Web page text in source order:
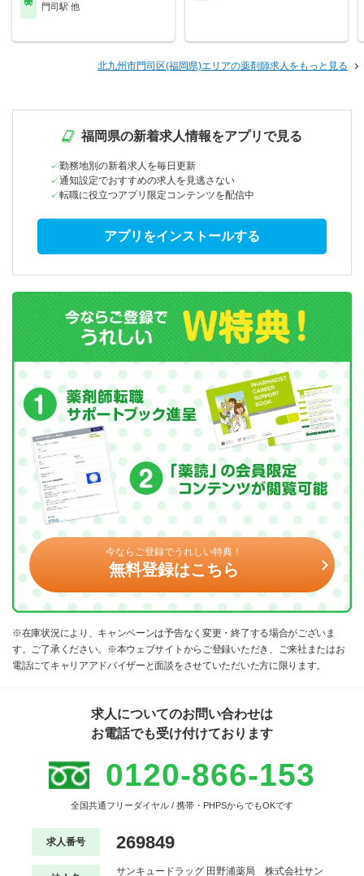
門司駅 他
北九州市門司区(福岡県)エリアの薬剤師求人をもっと見る
福岡県の新着求人情報をアプリで見る
勤務地別の新着求人を毎日更新
通知設定でおすすめの求人を見逃さない
転職に役立つアプリ限定コンテンツを配信中
アプリをインストールする
今ならご登録でうれしい特典！
無料登録はこちら
※在庫状況により、キャンペーンは予告なく変更・終了する場合がございま
す。ご了承ください。※本ウェブサイトからご登録いただき、ご来社またはお
電話にてキャリアアドバイザーと面談をさせていただいた方に限ります。
求人についてのお問い合わせは
お電話でも受け付けております
0120-866-153
全国共通フリーダイヤル / 携帯・PHPSからでもOKです
求人番号 269849
サンキュードラッグ 田野浦薬局 株式会社サン